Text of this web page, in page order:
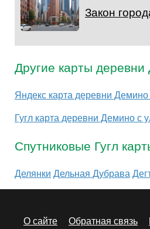
Закон
Другие карты
Яндекс карта деревни
Гугл карта деревни Демино с
Спутниковые Гугл
Делянки Дельная Дубрава
О сайте Обратная связь